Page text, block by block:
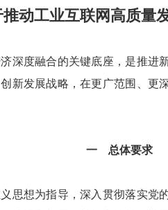
推动工业互联网高质量
度融合的关键底座，是推进
新发展战略，在更广范围、更
一 总体要求
想为指导，深入贯彻落实党